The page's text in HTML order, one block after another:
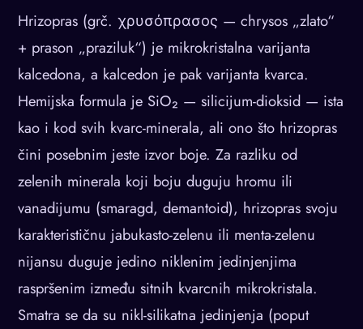
Hrizopras (grč. χρυσόπρασος — chrysos „zlato“
+ prason „praziluk“) je mikrokristalna varijanta
kalcedona, a kalcedon je pak varijanta kvarca.
Hemijska formula je SiO₂ — silicijum-dioksid — ista
kao i kod svih kvarc-minerala, ali ono što hrizopras
čini posebnim jeste izvor boje. Za razliku od
zelenih minerala koji boju duguju hromu ili
vanadijumu (smaragd, demantoid), hrizopras svoju
karakterističnu jabukasto-zelenu ili menta-zelenu
nijansu duguje jedino niklenim jedinjenjima
raspršenim između sitnih kvarcnih mikrokristala.
Smatra se da su nikl-silikatna jedinjenja (poput